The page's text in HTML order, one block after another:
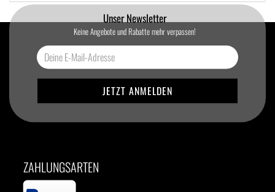
Unser Newsletter
Keine Angebote und Rabatte mehr verpassen!
ZAHLUNGSARTEN